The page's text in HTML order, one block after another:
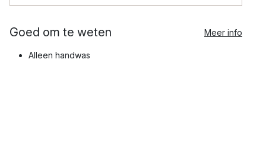
Goed om te weten Meer info
Alleen handwas